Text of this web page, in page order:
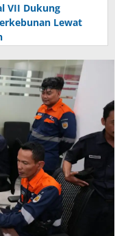
VII Dukung
Lewat